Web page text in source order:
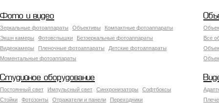
Фото и видео
Зеркальные фотоаппараты Объективы
Компактные фотоаппараты
Экшн камеры
Фотовспышки
Беззеркальные фотоаппараты
Видеокамеры
Пленочные фотоаппараты
Детские фотоаппараты
Моментальные фотоаппараты
Все
Студийное оборудование
Постоянный свет Импульсный свет Синхронизаторы
Софтбоксы
Стойки
Фотозонты Отражатели и панели
Переходники